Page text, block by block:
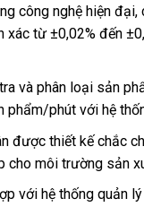
công nghệ hiện đại,
xác từ ±0,02% đến
và phân loại sản
phẩm/phút với hệ
được thiết kế chắc
cho môi trường sản
với hệ thống quản